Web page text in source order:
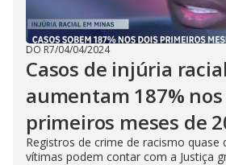
DO R7/04/04/2024
Casos de injúria racial
aumentam 187%
primeiros meses de
Registros de crime de racismo quase
vítimas podem contar com a Justiça